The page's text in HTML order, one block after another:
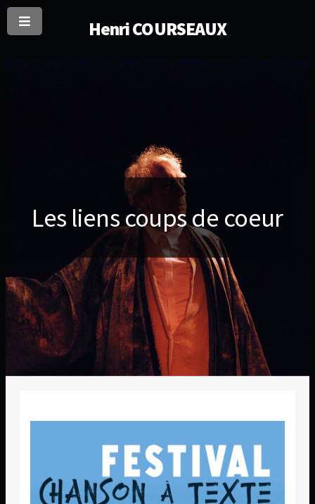
Henri COURSEAUX
Les liens coups de coeur